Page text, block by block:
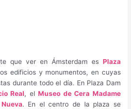
que ver en Ámsterdam es Plaza
edificios y monumentos, en cuyas
durante todo el día. En Plaza Dam
Real, elMuseo de Cera Madame
. En el centro de la plaza se